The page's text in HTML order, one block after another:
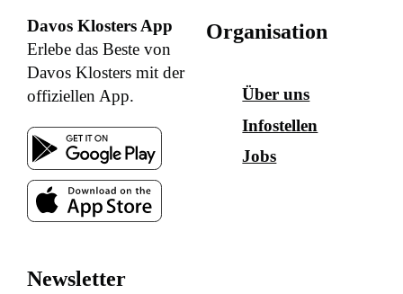
Davos Klosters App
Erlebe das Beste von
Davos Klosters mit der
offiziellen App.
Organisation
Über uns
Infostellen
Jobs
Newsletter